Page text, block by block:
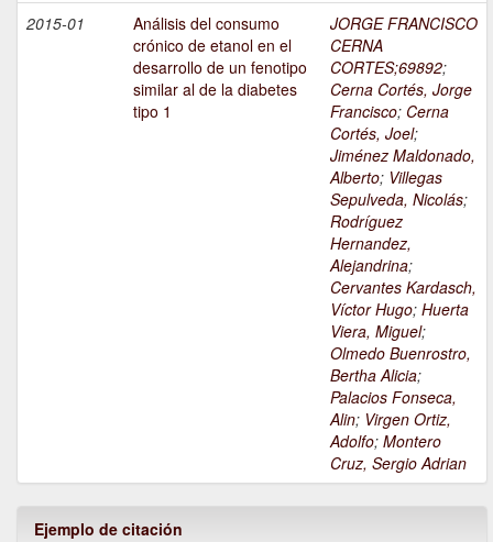
2015-01
Análisis del consumo
crónico de etanol en el
desarrollo de un fenotipo
similar al de la diabetes
tipo 1
JORGE FRANCISCO
CERNA
CORTES;69892;
Cerna Cortés, Jorge
Francisco; Cerna
Cortés, Joel;
Jiménez Maldonado,
Alberto; Villegas
Sepulveda, Nicolás;
Rodríguez
Hernandez,
Alejandrina;
Cervantes Kardasch,
Víctor Hugo; Huerta
Viera, Miguel;
Olmedo Buenrostro,
Bertha Alicia;
Palacios Fonseca,
Alin; Virgen Ortiz,
Adolfo; Montero
Cruz, Sergio Adrian
Ejemplo de citación